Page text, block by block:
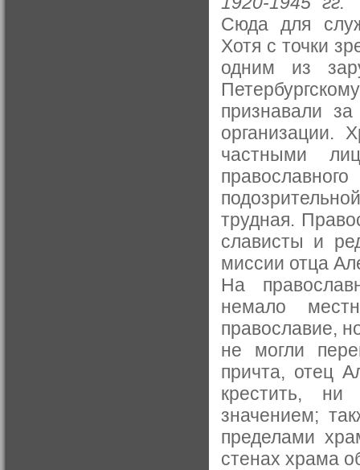
Сюда для
Хотя с точки
одним из
признавали
организации.
частными
трудная.
слависты и
миссии отца
На
немало
православие,
не могли
причта, отец
крестить,
значением;
пределами
стенах храма